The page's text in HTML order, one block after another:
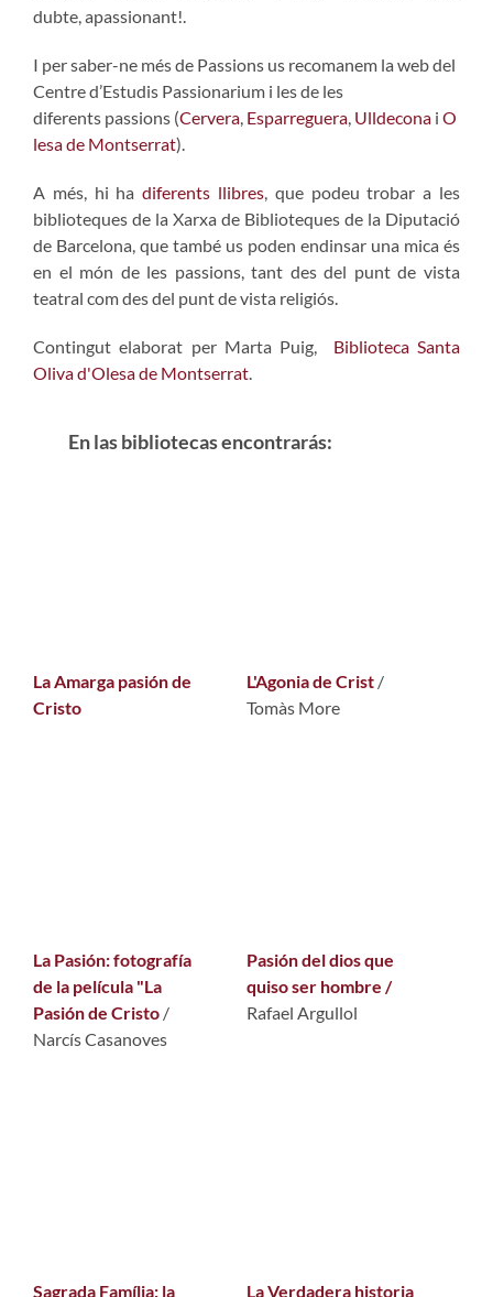
dubte, apassionant!.
I per saber-ne més de Passions us recomanem la web del
Centre d’Estudis Passionarium i les de les
diferents passions (Cervera, Esparreguera, Ulldecona i O
lesa de Montserrat).
A més, hi hadiferents llibres, que podeu trobar a les
biblioteques de la Xarxa de Biblioteques de la Diputació
de Barcelona, que també us poden endinsar una mica és
en el món de les passions, tant des del punt de vista
teatral com des del punt de vista religiós.
Contingut elaborat per Marta Puig, Biblioteca Santa
Oliva d'Olesa de Montserrat.
En las bibliotecas encontrarás:
La Amarga pasión de
Cristo
L'Agonia de Crist /
Tomàs More
La Pasión: fotografía
de la película "La
Pasión de Cristo /
Narcís Casanoves
Pasión del dios que
quiso ser hombre /
Rafael Argullol
Sagrada Família: la La Verdadera historia